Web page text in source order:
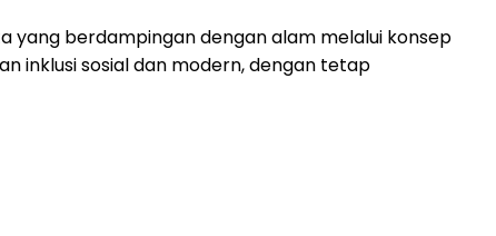
yang berdampingan dengan alam melalui konsep
inklusi sosial dan modern, dengan tetap